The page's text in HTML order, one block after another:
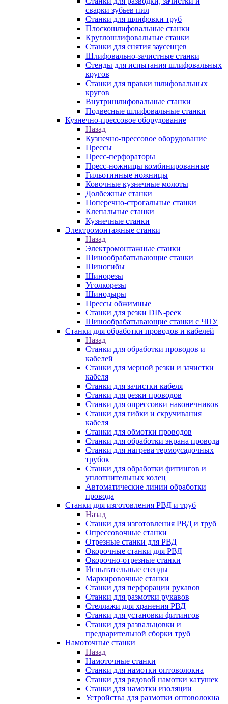
сварки зубьев пил
Станки для шлифовки труб
Плоскошлифовальные станки
Круглошлифовальные станки
Станки для снятия заусенцев
Шлифовально-зачистные станки
Стенды для испытания шлифовальных
кругов
Станки для правки шлифовальных
кругов
Внутришлифовальные станки
Подвесные шлифовальные станки
Кузнечно-прессовое оборудование
Назад
Кузнечно-прессовое оборудование
Прессы
Пресс-перфораторы
Пресс-ножницы комбинированные
Гильотинные ножницы
Ковочные кузнечные молоты
Долбежные станки
Поперечно-строгальные станки
Клепальные станки
Кузнечные станки
Электромонтажные станки
Назад
Электромонтажные станки
Шинообрабатывающие станки
Шиногибы
Шинорезы
Уголкорезы
Шинодыры
Прессы обжимные
Станки для резки DIN-реек
Шинообрабатывающие станки с ЧПУ
Станки для обработки проводов и кабелей
Назад
Станки для обработки проводов и
кабелей
Станки для мерной резки и зачистки
кабеля
Станки для зачистки кабеля
Станки для резки проводов
Станки для опрессовки наконечников
Станки для гибки и скручивания
кабеля
Станки для обмотки проводов
Станки для обработки экрана провода
Станки для нагрева термоусадочных
трубок
Станки для обработки фитингов и
уплотнительных колец
Автоматические линии обработки
провода
Станки для изготовления РВД и труб
Назад
Станки для изготовления РВД и труб
Опрессовочные станки
Отрезные станки для РВД
Окорочные станки для РВД
Окорочно-отрезные станки
Испытательные стенды
Маркировочные станки
Станки для перфорации рукавов
Станки для размотки рукавов
Стеллажи для хранения РВД
Станки для установки фитингов
Станки для развальцовки и
предварительной сборки труб
Намоточные станки
Назад
Намоточные станки
Станки для намотки оптоволокна
Станки для рядовой намотки катушек
Станки для намотки изоляции
Устройства для размотки оптоволокна